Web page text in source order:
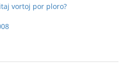
vortoj por ploro?